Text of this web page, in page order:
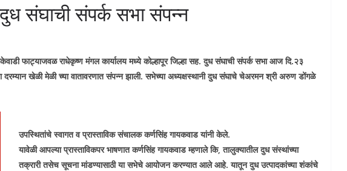
संघाची संपर्क सभा संपन्न
फाट्याजवळ राधेकृष्ण मंगल कार्यालय मध्ये कोल्हापूर जिल्हा सह. दुध संघाची संपर्क सभा आज दि.२३
दरम्यान खेळी मेळी च्या वातावरणात संपन्न झाली. सभेच्या अध्यक्षस्थानी दुध संघाचे चेअरमन श्री अरुण डोंगळे
उपस्थितांचे स्वागत व प्रास्ताविक संचालक कर्णसिंह गायकवाड यांनी केले.
यावेळी आपल्या प्रास्ताविकपर भाषणात कर्णसिंह गायकवाड म्हणाले कि, तालुक्यातील दुध संस्थांच्या
तक्रारी तसेच सूचना मांडण्यासाठी या सभेचे आयोजन करण्यात आले आहे. यातून दुध उत्पादकांच्या शंकांचे